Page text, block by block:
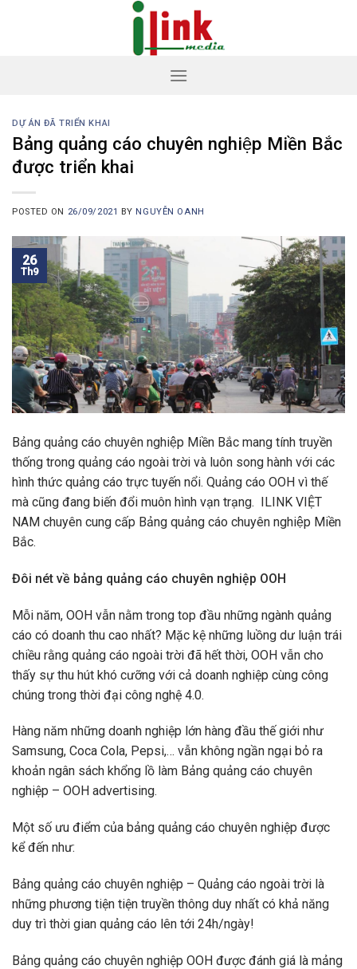
DỰ ÁN ĐÃ TRIỂN KHAI
Bảng quảng cáo chuyên nghiệp Miền Bắc
được triển khai
POSTED ON 26/09/2021 BY NGUYỄN OANH
26
Th9
Bảng quảng cáo chuyên nghiệp Miền Bắc mang tính truyền
thống trong quảng cáo ngoài trời và luôn song hành với các
hình thức quảng cáo trực tuyến nổi. Quảng cáo OOH vì thế
mà cũng đang biến đổi muôn hình vạn trạng. ILINK VIỆT
NAM chuyên cung cấp Bảng quảng cáo chuyên nghiệp Miền
Bắc.
Đôi nét về bảng quảng cáo chuyên nghiệp OOH
Mỗi năm, OOH vẫn nằm trong top đầu những ngành quảng
cáo có doanh thu cao nhất? Mặc kệ những luồng dư luận trái
chiều rằng quảng cáo ngoài trời đã hết thời, OOH vẫn cho
thấy sự thu hút khó cưỡng với cả doanh nghiệp cùng công
chúng trong thời đại công nghệ 4.0.
Hàng năm những doanh nghiệp lớn hàng đầu thế giới như
Samsung, Coca Cola, Pepsi,… vẫn không ngần ngại bỏ ra
khoản ngân sách khổng lồ làm Bảng quảng cáo chuyên
nghiệp – OOH advertising.
Một số ưu điểm của bảng quảng cáo chuyên nghiệp được
kể đến như:
Bảng quảng cáo chuyên nghiệp – Quảng cáo ngoài trời là
những phương tiện tiện truyền thông duy nhất có khả năng
duy trì thời gian quảng cáo lên tới 24h/ngày!
Bảng quảng cáo chuyên nghiệp OOH được đánh giá là mảng